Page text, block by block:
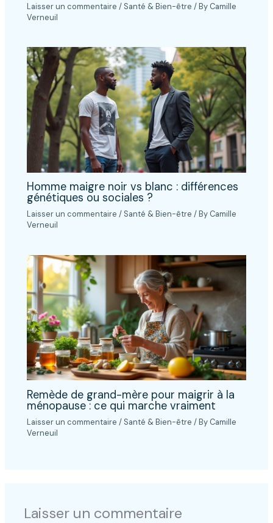
Laisser un commentaire / Santé & Bien-être / By Camille
Verneuil
Homme maigre noir vs blanc : différences
génétiques ou sociales ?
Laisser un commentaire / Santé & Bien-être / By Camille
Verneuil
Remède de grand-mère pour maigrir à la
ménopause : ce qui marche vraiment
Laisser un commentaire / Santé & Bien-être / By Camille
Verneuil
Laisser un commentaire